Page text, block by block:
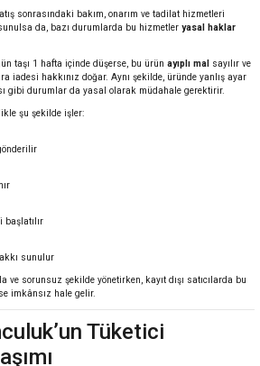
sonrasındaki bakım, onarım ve tadilat hizmetleri
da, bazı durumlarda bu hizmetler yasal haklar
taşı 1 hafta içinde düşerse, bu ürün ayıplı mal
sayılır ve
iadesi hakkınız doğar. Aynı şekilde, üründe yanlış ayar
gibi durumlar da yasal olarak müdahale gerektirir.
şu şekilde işler:
başlatılır
sunulur
sorunsuz şekilde yönetirken, kayıt dışı satıcılarda bu
imkânsız hale gelir.
Tüketici